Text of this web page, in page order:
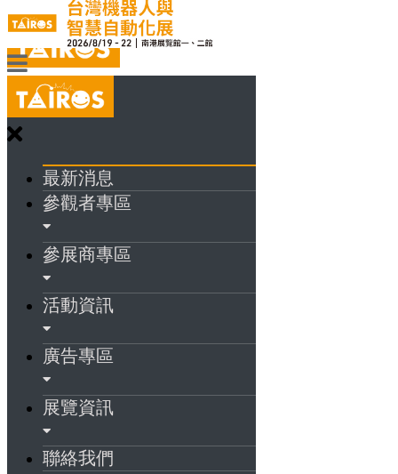
最新消息
參觀者專區
參展商專區
活動資訊
廣告專區
展覽資訊
聯絡我們